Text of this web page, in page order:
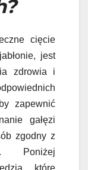
cięcie
jest
zdrowia i
zapewnić
gałęzi
zgodny z
Poniżej